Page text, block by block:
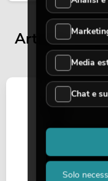
Articoli
Media
Chat e
Solo